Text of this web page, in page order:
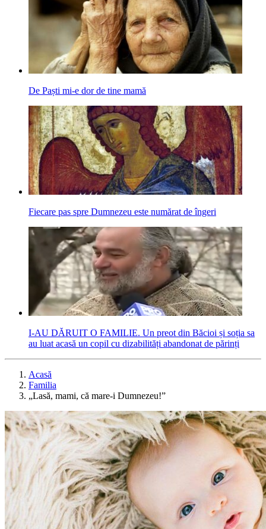
De Paști mi-e dor de tine mamă
Fiecare pas spre Dumnezeu este numărat de îngeri
I-AU DĂRUIT O FAMILIE. Un preot din Băcioi și soția sa
au luat acasă un copil cu dizabilități abandonat de părinți
Acasă
Familia
„Lasă, mami, că mare‑i Dumnezeu!”